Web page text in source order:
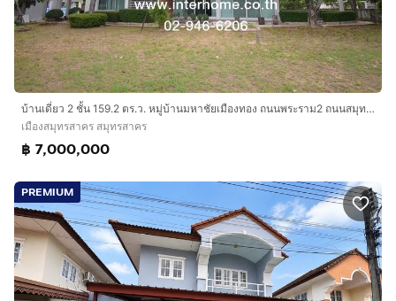
บ้านเดี่ยว 2 ชั้น 159.2 ตร.ว. หมู่บ้านมหาชัยเมืองทอง ถนนพระราม2 ถนนสมุทรสาคร-โคกขาม เมืองสมุทรสาคร สมุทรสาคร
เมืองสมุทรสาคร สมุทรสาคร
฿ 7,000,000
PREMIUM